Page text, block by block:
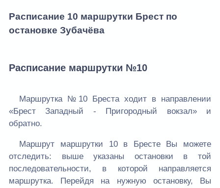
Расписание 10 маршрутки Брест по
остановке Зубачёва
Расписание маршрутки №10
Маршрутка №10 Бреста ходит в направлении
«Брест Западный - Пригородный вокзал» и
обратно.
Маршрут маршрутки 10 в Бресте Вы можете
отследить: выше указаны остановки в той
последовательности, в которой направляется
маршрутка. Перейдя на нужную остановку, Вы